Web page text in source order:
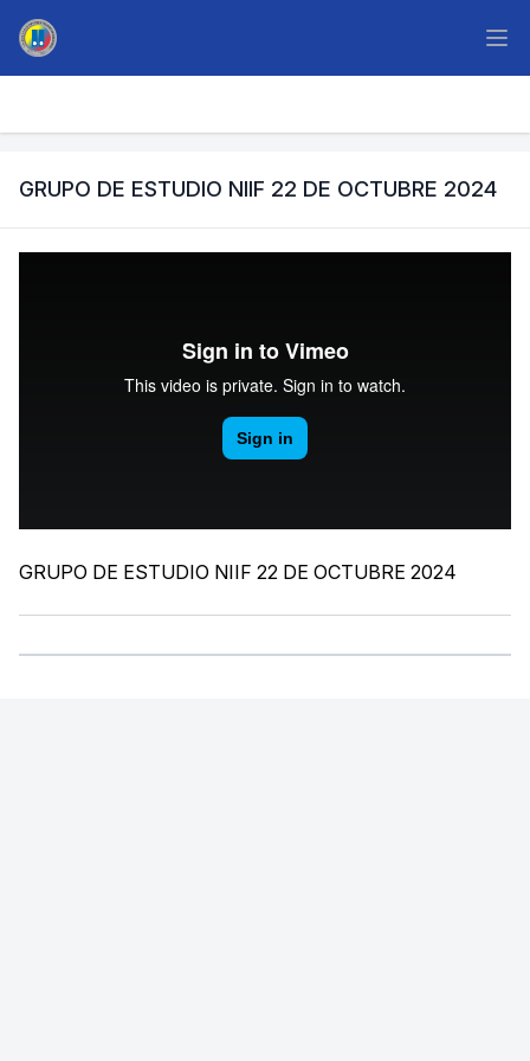
GRUPO DE ESTUDIO NIIF 22 DE OCTUBRE 2024
GRUPO DE ESTUDIO NIIF 22 DE OCTUBRE 2024